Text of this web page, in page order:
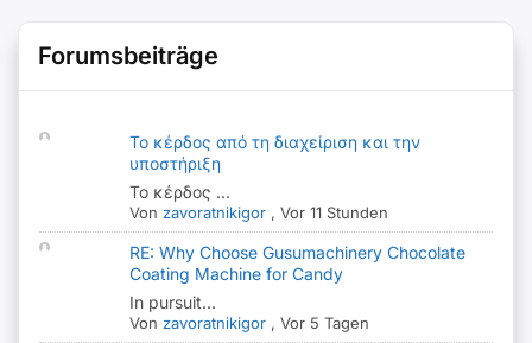
Forumsbeiträge
Το κέρδος από τη διαχείριση και την
υποστήριξη
Το κέρδος ...
Von zavoratnikigor ,Vor 11 Stunden
RE: Why Choose Gusumachinery Chocolate
Coating Machine for Candy
In pursuit...
Von zavoratnikigor ,Vor 5 Tagen